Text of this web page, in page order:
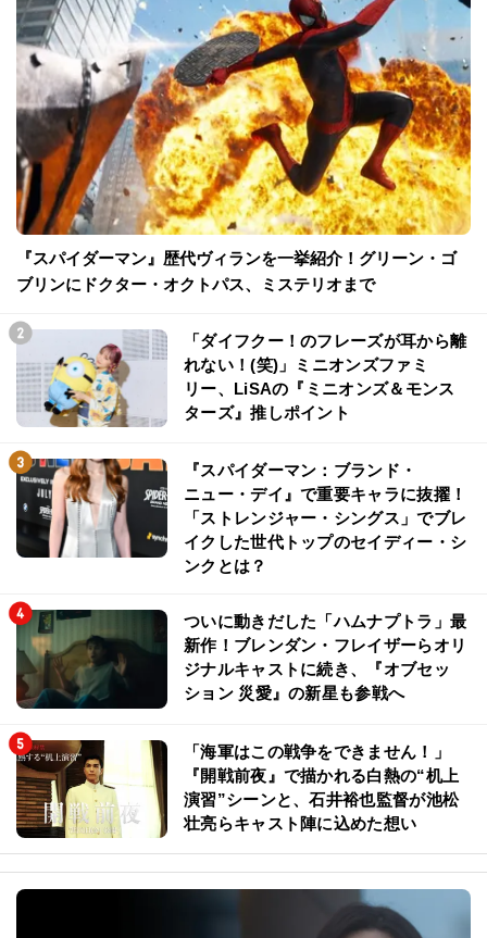
『スパイダーマン』歴代ヴィランを一挙紹介！グリーン・ゴ
ブリンにドクター・オクトパス、ミステリオまで
「ダイフクー！のフレーズが耳から離
れない！(笑)」ミニオンズファミ
リー、LiSAの『ミニオンズ＆モンス
ターズ』推しポイント
『スパイダーマン：ブランド・
ニュー・デイ』で重要キャラに抜擢！
「ストレンジャー・シングス」でブレ
イクした世代トップのセイディー・シ
ンクとは？
ついに動きだした「ハムナプトラ」最
新作！ブレンダン・フレイザーらオリ
ジナルキャストに続き、『オブセッ
ション 災愛』の新星も参戦へ
「海軍はこの戦争をできません！」
『開戦前夜』で描かれる白熱の“机上
演習”シーンと、石井裕也監督が池松
壮亮らキャスト陣に込めた想い